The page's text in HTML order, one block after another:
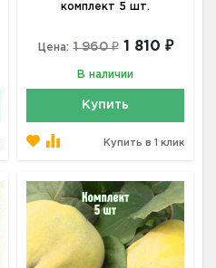
комплект 5 шт.
Цена: 1 960 ₽ 1 810 ₽
В наличии
Купить
Купить в 1 клик